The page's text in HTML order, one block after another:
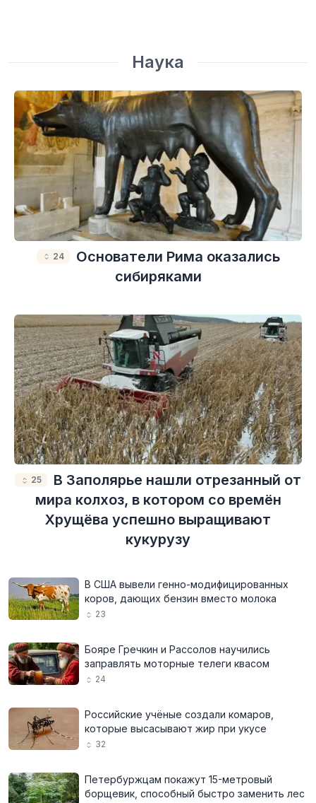
Наука
24
Основатели Рима оказались
сибиряками
25
В Заполярье нашли отрезанный от
мира колхоз, в котором со времён
Хрущёва успешно выращивают
кукурузу
В США вывели генно-модифицированных
коров, дающих бензин вместо молока
23
Бояре Гречкин и Рассолов научились
заправлять моторные телеги квасом
24
Российские учёные создали комаров,
которые высасывают жир при укусе
32
Петербуржцам покажут 15-метровый
борщевик, способный быстро заменить лес